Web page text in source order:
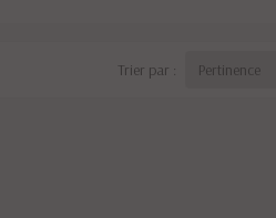
Trier par : Pertinence